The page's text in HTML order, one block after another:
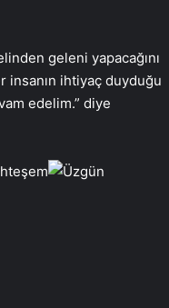
geleni yapacağını
insanın ihtiyaç duyduğu
edelim.” diye